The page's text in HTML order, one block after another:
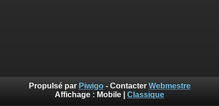
Propulsé par Piwigo- Contacter Webmestre
Affichage : Mobile Classique